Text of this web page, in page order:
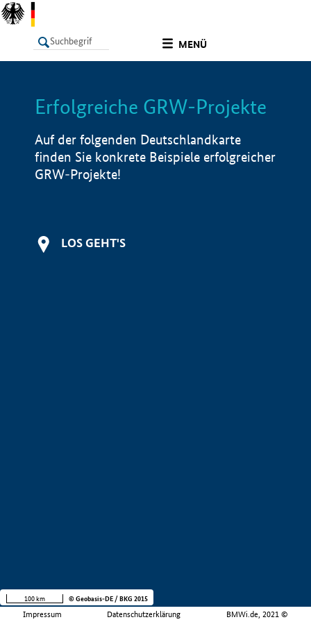
MENÜ
LISTE Info
Erfolgreiche GRW-Projekte
Auf der folgenden Deutschlandkarte
finden Sie konkrete Beispiele erfolgreicher
GRW-Projekte!
LOS GEHT'S
Impressum Datenschutzerklärung BMWi.de, 2021 ©
100 km © Geobasis-DE / BKG 2015